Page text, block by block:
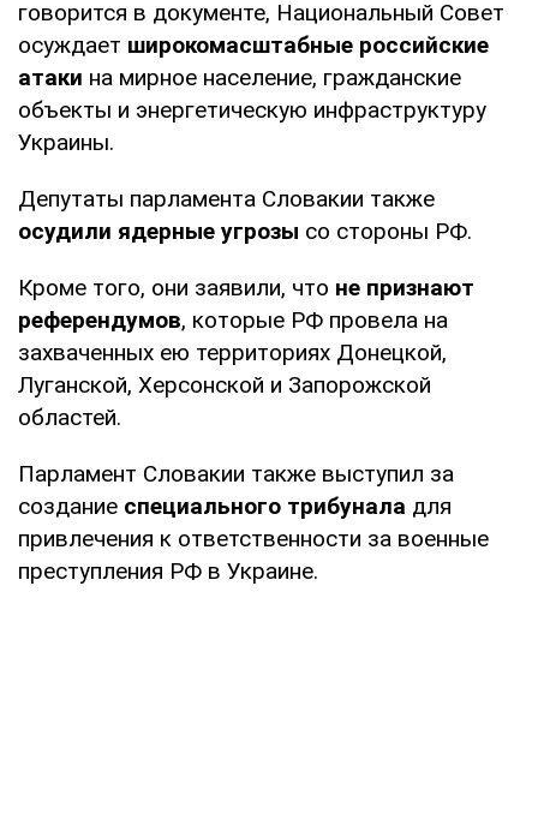
говорится в документе, Национальный Совет
осуждает широкомасштабные российские
атаки на мирное население, гражданские
объекты и энергетическую инфраструктуру
Украины.
Депутаты парламента Словакии также
осудили ядерные угрозы со стороны РФ.
Кроме того, они заявили, что не признают
референдумов, которые РФ провела на
захваченных ею территориях Донецкой,
Луганской, Херсонской и Запорожской
областей.
Парламент Словакии также выступил за
создание специального трибунала для
привлечения к ответственности за военные
преступления РФ в Украине.